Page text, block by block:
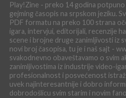
Play!Zine - preko 14 godina
gejming časopis na srpskom jeziku.
PDF formatu na preko 100 strana
igara, intervjui, editorijali, recenzije
scene i brojne druge zanimljivosti iz
novi broj časopisa, tu je i naš sajt -
svakodnevno obaveštavamo o svim
zanimljivostima iz industrije video-
profesionalnost i posvećenost
uvek najinteresantnije i dobro
dobrodošlicu svim starim i novim